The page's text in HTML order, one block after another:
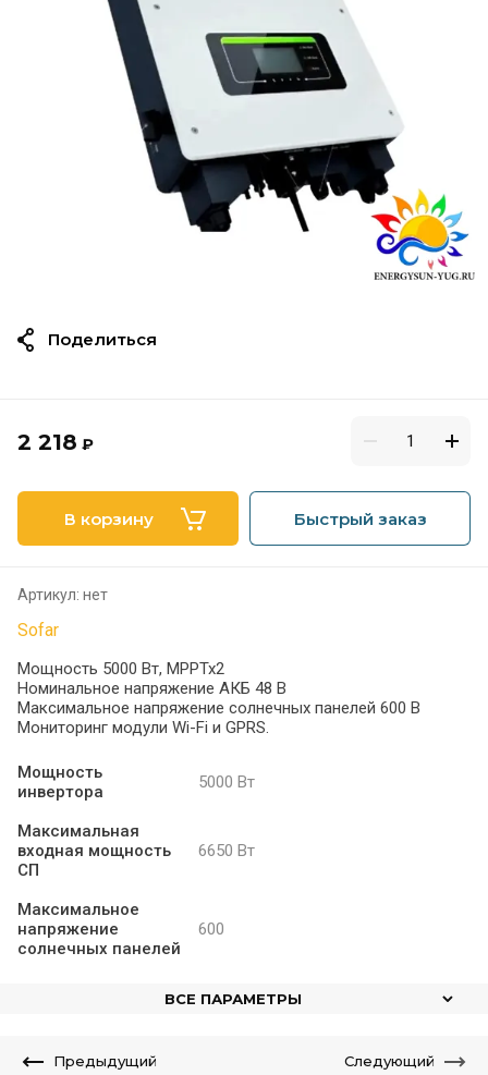
2 218 ₽
В корзину Быстрый заказ
Артикул: нет
Sofar
Мощность 5000 Вт, MPPTx2
Номинальное напряжение АКБ 48 В
Максимальное напряжение солнечных панелей 600 В
Мониторинг модули Wi-Fi и GPRS.
Мощность
инвертора
5000 Вт
Максимальная
входная мощность
СП
6650 Вт
Максимальное
напряжение
солнечных панелей
600
ВСЕ ПАРАМЕТРЫ
Поделиться
Предыдущий Следующий